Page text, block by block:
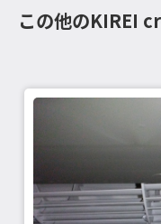
この他のKIREI